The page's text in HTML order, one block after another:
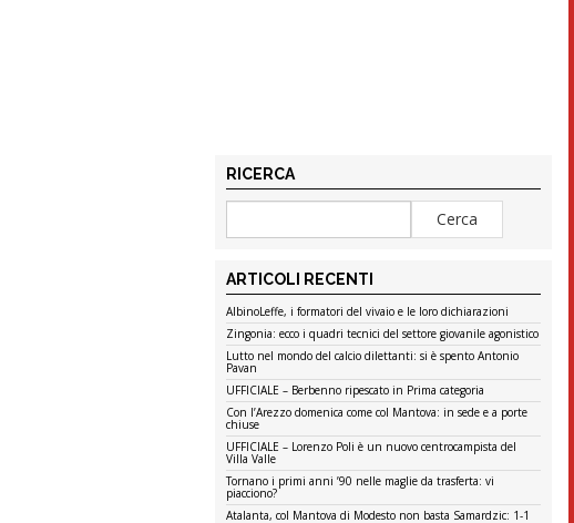
RICERCA
ARTICOLI RECENTI
AlbinoLeffe, i formatori del vivaio e le loro dichiarazioni
Zingonia: ecco i quadri tecnici del settore giovanile agonistico
Lutto nel mondo del calcio dilettanti: si è spento Antonio
Pavan
UFFICIALE – Berbenno ripescato in Prima categoria
Con l’Arezzo domenica come col Mantova: in sede e a porte
chiuse
UFFICIALE – Lorenzo Poli è un nuovo centrocampista del
Villa Valle
Tornano i primi anni ’90 nelle maglie da trasferta: vi
piacciono?
Atalanta, col Mantova di Modesto non basta Samardzic: 1-1